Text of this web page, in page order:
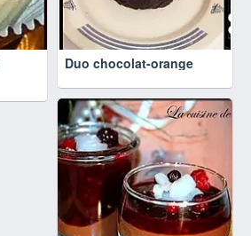
Duo chocolat-orange